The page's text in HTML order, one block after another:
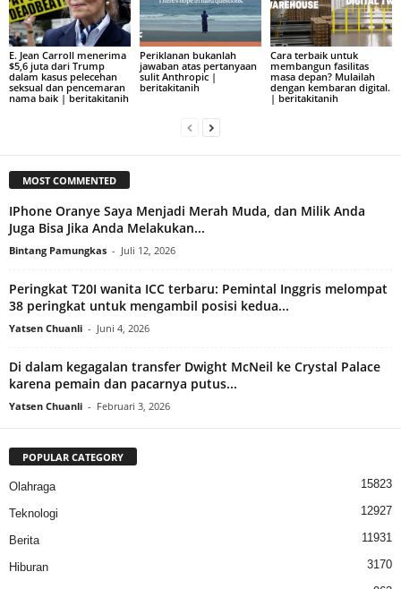
E. Jean Carroll menerima
$5,6 juta dari Trump
dalam kasus pelecehan
seksual dan pencemaran
nama baik | beritakitanih
Periklanan bukanlah
jawaban atas pertanyaan
sulit Anthropic |
beritakitanih
Cara terbaik untuk
membangun fasilitas
masa depan? Mulailah
dengan kembaran digital.
| beritakitanih
MOST COMMENTED
IPhone Oranye Saya Menjadi Merah Muda, dan Milik Anda
Juga Bisa Jika Anda Melakukan...
Bintang Pamungkas - Juli 12, 2026
Peringkat T20I wanita ICC terbaru: Pemintal Inggris melompat
38 peringkat untuk mengambil posisi kedua...
Yatsen Chuanli - Juni 4, 2026
Di dalam kegagalan transfer Dwight McNeil ke Crystal Palace
karena pemain dan pacarnya putus...
Yatsen Chuanli - Februari 3, 2026
POPULAR CATEGORY
Olahraga 15823
Teknologi 12927
Berita 11931
Hiburan 3170